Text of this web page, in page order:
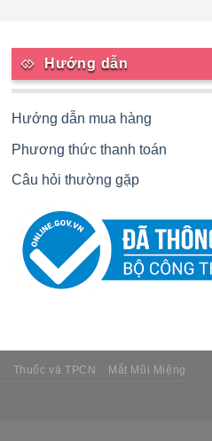
Hướng dẫn
Hướng dẫn mua hàng
Phương thức thanh toán
Câu hỏi thường gặp
Thuốc và TPCN Mắt Mũi Miệng